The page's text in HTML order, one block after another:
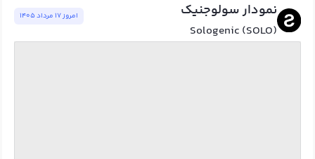
نمودار سولوجنیک
Sologenic (SOLO)
امروز ١٧ مرداد ١٤٠٥